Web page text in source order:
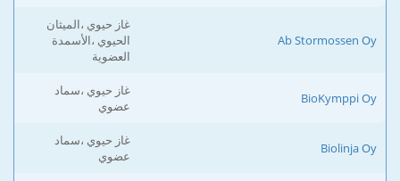
Ab Stormossen Oy
غاز حيوي ،الميثان
الحيوي ،الأسمدة
العضوية
BioKymppi Oy
غاز حيوي ،سماد
عضوي
Biolinja Oy
غاز حيوي ،سماد
عضوي